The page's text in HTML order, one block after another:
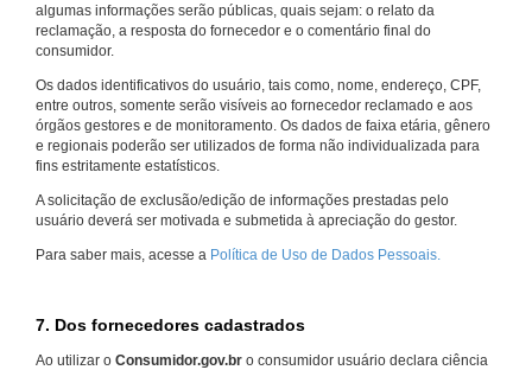
algumas informações serão públicas, quais sejam: o relato da
reclamação, a resposta do fornecedor e o comentário final do
consumidor.
Os dados identificativos do usuário, tais como, nome, endereço, CPF,
entre outros, somente serão visíveis ao fornecedor reclamado e aos
órgãos gestores e de monitoramento. Os dados de faixa etária, gênero
e regionais poderão ser utilizados de forma não individualizada para
fins estritamente estatísticos.
A solicitação de exclusão/edição de informações prestadas pelo
usuário deverá ser motivada e submetida à apreciação do gestor.
Para saber mais, acesse a Política de Uso de Dados Pessoais.
7. Dos fornecedores cadastrados
Ao utilizar o Consumidor.gov.br o consumidor usuário declara ciência